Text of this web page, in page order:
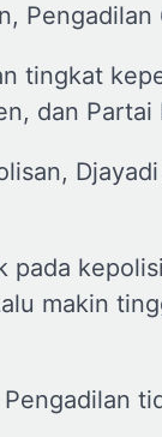
tingkat
dan
pada
makin
Pengadilan